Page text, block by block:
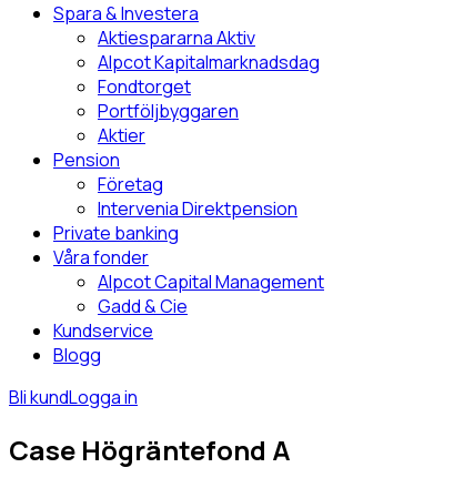
Spara & Investera
Aktiespararna Aktiv
Alpcot Kapitalmarknadsdag
Fondtorget
Portföljbyggaren
Aktier
Pension
Företag
Intervenia Direktpension
Private banking
Våra fonder
Alpcot Capital Management
Gadd & Cie
Kundservice
Blogg
Bli kundLogga in
Case Högräntefond A